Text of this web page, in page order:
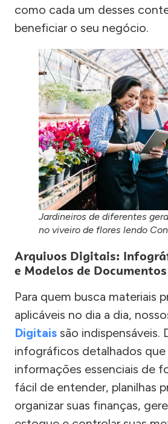
como cada um desses
beneficiar o seu negócio.
Jardineiros de diferentes
no viveiro de flores lendo
Arquivos Digitais:
e Modelos de Documentos
Para quem busca materiais
aplicáveis no dia a dia,
Digitais são indispensáveis.
infográficos detalhados que
informações essenciais de
fácil de entender, planilhas
organizar suas finanças,